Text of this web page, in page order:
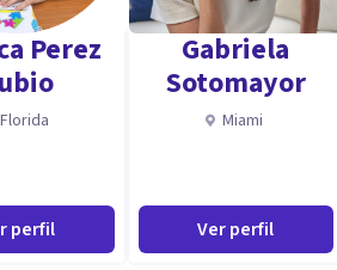
adultos, adolescentes, niños, pareja y
ansiedad
emocional
laborales y familiares
Perez
Florida
perfil
Gabriela
Sotomayor
Miami
Ver perfil